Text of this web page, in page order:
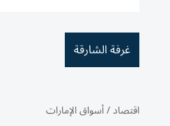
غرفة الشارقة
اقتصاد/أسواق الإمارات